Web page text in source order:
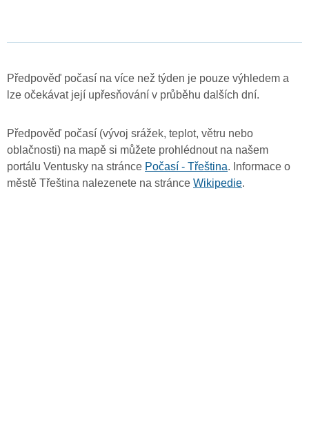
Předpověď počasí na více než týden je pouze výhledem a
lze očekávat její upřesňování v průběhu dalších dní.
Předpověď počasí (vývoj srážek, teplot, větru nebo
oblačnosti) na mapě si můžete prohlédnout na našem
portálu Ventusky na stránce Počasí - Třeština. Informace o
městě Třeština nalezenete na stránce Wikipedie.